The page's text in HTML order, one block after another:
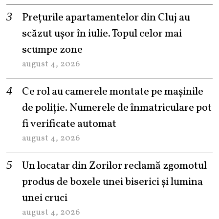
Prețurile apartamentelor din Cluj au
scăzut ușor în iulie. Topul celor mai
scumpe zone
august 4, 2026
Ce rol au camerele montate pe mașinile
de poliție. Numerele de înmatriculare pot
fi verificate automat
august 4, 2026
Un locatar din Zorilor reclamă zgomotul
produs de boxele unei biserici și lumina
unei cruci
august 4, 2026